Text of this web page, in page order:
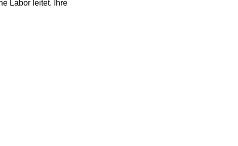
Labor leitet. Ihre